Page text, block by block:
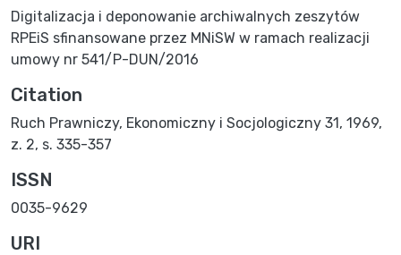
Digitalizacja i deponowanie archiwalnych zeszytów
RPEiS sfinansowane przez MNiSW w ramach realizacji
umowy nr 541/P-DUN/2016
Citation
Ruch Prawniczy, Ekonomiczny i Socjologiczny 31, 1969,
z. 2, s. 335-357
ISSN
0035-9629
URI